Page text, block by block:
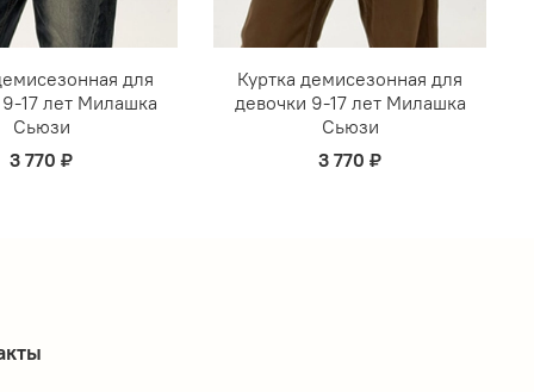
для
17 лет Милашка
Сьюзи
3 770 ₽
Куртка демисезонная для
девочки 9-17 лет Милашка
Сьюзи
3 770 ₽